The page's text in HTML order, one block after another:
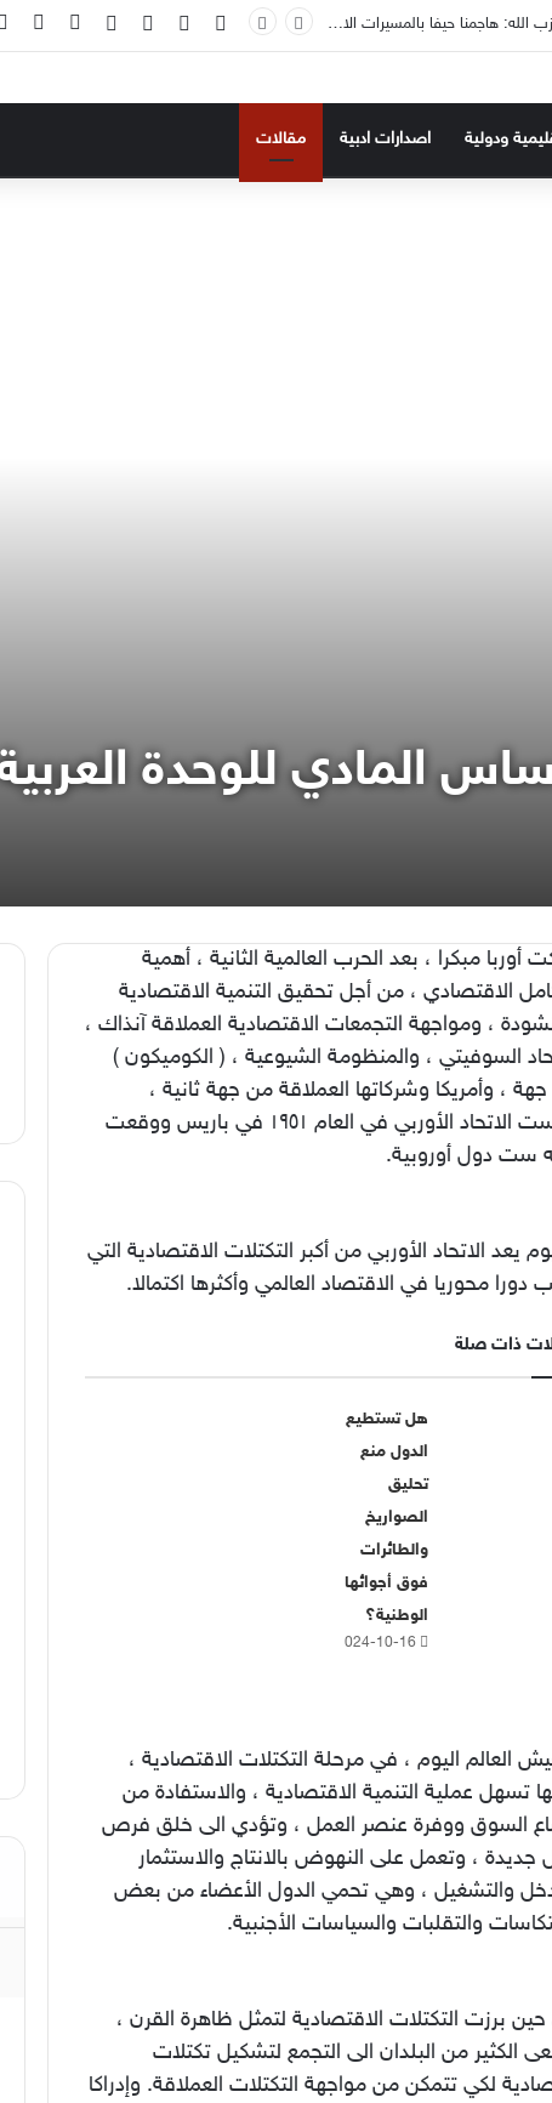
حزب الله: هاجمنا حيفا بالمسيرات الانقضاضية ردا على المجازر الاسرائيلية بجنوب لبنان فيسبوك ‫YouTubeانستقرامتسجيل
ودولية اصدارات ادبية مقالات
المادي للوحدة
أوربا مبكرا ، بعد الحرب العالمية الثانية ، أهمية
الاقتصادي ، من أجل تحقيق التنمية الاقتصادية
، ومواجهة التجمعات الاقتصادية العملاقة آنذاك ،
السوفيتي ، والمنظومة الشيوعية ، ( الكوميكون )
، وأمريكا وشركاتها العملاقة من جهة ثانية ،
أسست الاتحاد الأوربي في العام ١٩٥١ في باريس ووقعت
ست دول أوروبية.
يعد الاتحاد الأوربي من أكبر التكتلات الاقتصادية التي
دورا محوريا في الاقتصاد العالمي وأكثرها اكتمالا.
ذات صلة
هل تستطيع
الدول منع
تحليق
الصواريخ
والطائرات
فوق أجوائها
الوطنية؟
2024-10-16
العالم اليوم ، في مرحلة التكتلات الاقتصادية ،
تسهل عملية التنمية الاقتصادية ، والاستفادة من
السوق ووفرة عنصر العمل ، وتؤدي الى خلق فرص
جديدة ، وتعمل على النهوض بالانتاج والاستثمار
والتشغيل ، وهي تحمي الدول الأعضاء من بعض
والتقلبات والسياسات الأجنبية.
برزت التكتلات الاقتصادية لتمثل ظاهرة القرن ،
الكثير من البلدان الى التجمع لتشكيل تكتلات
لكي تتمكن من مواجهة التكتلات العملاقة. وإدراكا